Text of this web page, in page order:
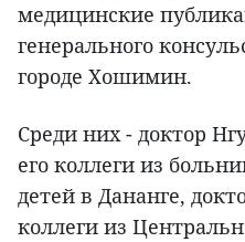
медицинские
генерального
городе Хошимин.
Среди них - доктор
его коллеги из
детей в Дананге,
коллеги из